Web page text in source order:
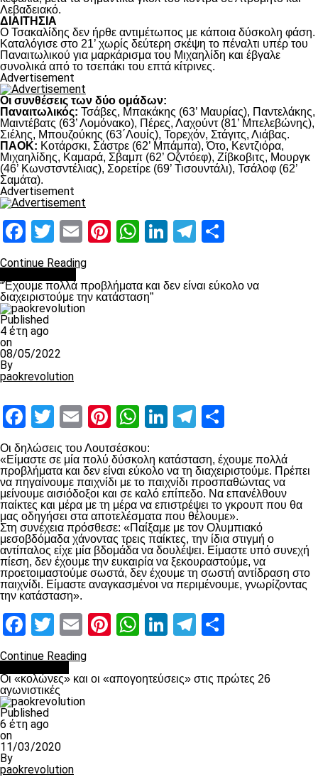
Λεβαδειακό.
ΔΙΑΙΤΗΣΙΑ
Ο Τσακαλίδης δεν ήρθε αντιμέτωπος με κάποια δύσκολη φάση.
Καταλόγισε στο 21’ χωρίς δεύτερη σκέψη το πέναλτι υπέρ του
Παναιτωλικού για μαρκάρισμα του Μιχαηλίδη και έβγαλε
συνολικά από το τσεπάκι του επτά κίτρινες.
Advertisement
Οι συνθέσεις των δύο ομάδων:
Παναιτωλικός: Τσάβες, Μπακάκης (63’ Μαυρίας), Παντελάκης,
Μαιντέβατς (63’ Λομόνακο), Πέρες, Λαχούντ (81’ Μπελεβώνης),
Σιέλης, Μπουζούκης (63΄Λουίς), Τορεχόν, Στάγιτς, Λιάβας.
ΠΑΟΚ: Κοτάρσκι, Σάστρε (62’ Μπάμπα), Ότο, Κεντζιόρα,
Μιχαηλίδης, Καμαρά, Σβαμπ (62’ Οζντόεφ), Ζίβκοβιτς, Μουργκ
(46’ Κωνστσντέλιας), Σορετίρε (69’ Τισουντάλι), Τσάλοφ (62’
Σαμάτα).
Advertisement
Facebook
Twitter
EmailPinterest
WhatsApp
LinkedIn
Telegram
Continue Reading
“Έχουμε πολλά προβλήματα και δεν είναι εύκολο να
διαχειριστούμε την κατάσταση”
Published
4 έτη ago
on
08/05/2022
By
paokrevolution
Facebook
Twitter
EmailPinterest
WhatsApp
LinkedIn
Telegram
Οι δηλώσεις του Λουτσέσκου:
«Είμαστε σε μία πολύ δύσκολη κατάσταση, έχουμε πολλά
προβλήματα και δεν είναι εύκολο να τη διαχειριστούμε. Πρέπει
να πηγαίνουμε παιχνίδι με το παιχνίδι προσπαθώντας να
μείνουμε αισιόδοξοι και σε καλό επίπεδο. Να επανέλθουν
παίκτες και μέρα με τη μέρα να επιστρέψει το γκρουπ που θα
μας οδηγήσει στα αποτελέσματα που θέλουμε».
Στη συνέχεια πρόσθεσε: «Παίξαμε με τον Ολυμπιακό
μεσοβδόμαδα χάνοντας τρεις παίκτες, την ίδια στιγμή ο
αντίπαλος είχε μία βδομάδα να δουλέψει. Είμαστε υπό συνεχή
πίεση, δεν έχουμε την ευκαιρία να ξεκουραστούμε, να
προετοιμαστούμε σωστά, δεν έχουμε τη σωστή αντίδραση στο
παιχνίδι. Είμαστε αναγκασμένοι να περιμένουμε, γνωρίζοντας
την κατάσταση».
Facebook
Twitter
EmailPinterest
WhatsApp
LinkedIn
Telegram
Continue Reading
Οι «κολώνες» και οι «απογοητεύσεις» στις πρώτες 26
αγωνιστικές
Published
6 έτη ago
on
11/03/2020
By
paokrevolution